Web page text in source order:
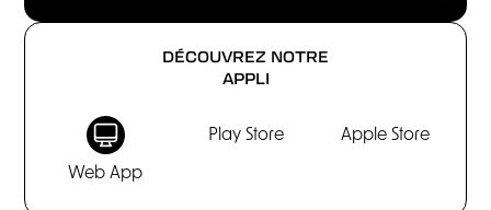
DÉCOUVREZ NOTRE
APPLI
Web App
Play Store Apple Store